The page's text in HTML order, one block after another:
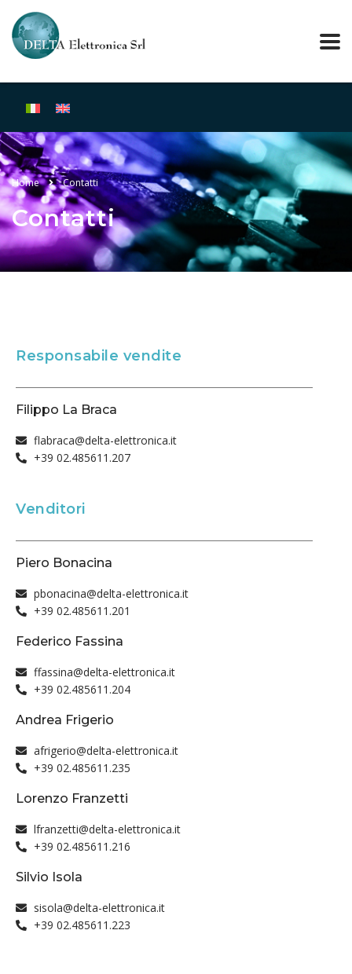
Home Contatti
Contatti
Responsabile vendite
Filippo La Braca
flabraca@delta-elettronica.it
+39 02.485611.207
Venditori
Piero Bonacina
pbonacina@delta-elettronica.it
+39 02.485611.201
Federico Fassina
ffassina@delta-elettronica.it
+39 02.485611.204
Andrea Frigerio
afrigerio@delta-elettronica.it
+39 02.485611.235
Lorenzo Franzetti
lfranzetti@delta-elettronica.it
+39 02.485611.216
Silvio Isola
sisola@delta-elettronica.it
+39 02.485611.223